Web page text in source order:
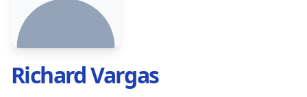
Richard Vargas